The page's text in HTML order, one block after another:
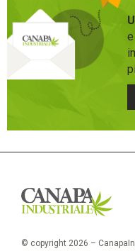
© copyright 2026 –